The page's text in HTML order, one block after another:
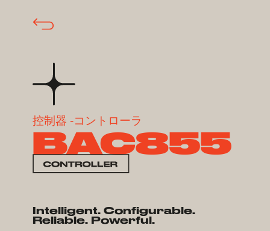
控制器 -コントローラ
BAC855
Intelligent. Configurable.
Reliable. Powerful.